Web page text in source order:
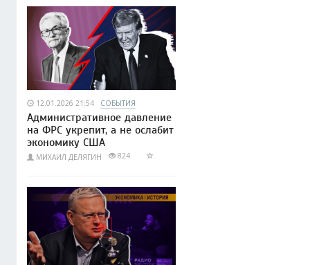
12.01.2026 21:54 СОБЫТИЯ
Административное давление
на ФРС укрепит, а не ослабит
экономику США
МИХАИЛ ДЕЛЯГИН 824